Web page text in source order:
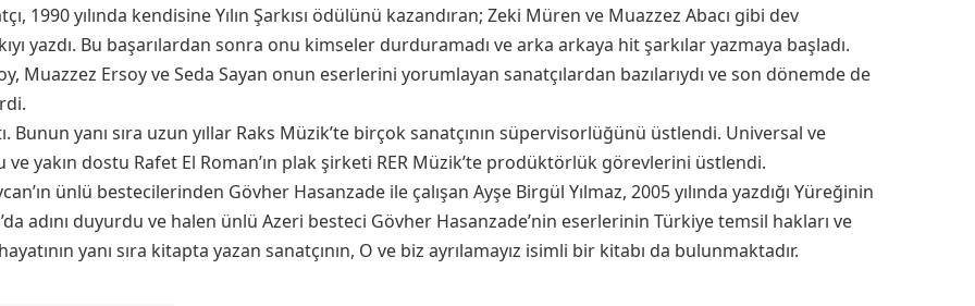
1990 yılında kendisine Yılın Şarkısı ödülünü kazandıran; Zeki Müren ve Muazzez Abacı gibi dev
yazdı. Bu başarılardan sonra onu kimseler durduramadı ve arka arkaya hit şarkılar yazmaya başladı.
Muazzez Ersoy ve Seda Sayan onun eserlerini yorumlayan sanatçılardan bazılarıydı ve son dönemde de
Bunun yanı sıra uzun yıllar Raks Müzik’te birçok sanatçının süpervisorlüğünü üstlendi. Universal ve
yakın dostu Rafet El Roman’ın plak şirketi RER Müzik’te prodüktörlük görevlerini üstlendi.
ünlü bestecilerinden Gövher Hasanzade ile çalışan Ayşe Birgül Yılmaz, 2005 yılında yazdığı Yüreğinin
adını duyurdu ve halen ünlü Azeri besteci Gövher Hasanzade’nin eserlerinin Türkiye temsil hakları ve
yanı sıra kitapta yazan sanatçının, O ve biz ayrılamayız isimli bir kitabı da bulunmaktadır.